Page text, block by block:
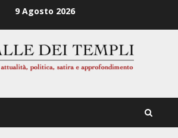
9 Agosto 2026